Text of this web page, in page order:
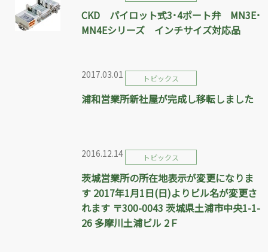
CKD パイロット式3･4ポート弁 MN3E･
MN4Eシリーズ インチサイズ対応品
2017.03.01 トピックス
浦和営業所新社屋が完成し移転しました
2016.12.14 トピックス
茨城営業所の所在地表示が変更になりま
す 2017年1月1日(日)よりビル名が変更さ
れます 〒300-0043 茨城県土浦市中央1-1-
26 多摩川土浦ビル 2Ｆ